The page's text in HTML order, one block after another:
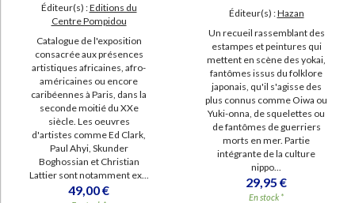
Éditeur(s) :Editions du
Centre Pompidou
Catalogue de l'exposition
consacrée aux présences
artistiques africaines, afro-
américaines ou encore
caribéennes à Paris, dans la
seconde moitié du XXe
siècle. Les oeuvres
d'artistes comme Ed Clark,
Paul Ahyi, Skunder
Boghossian et Christian
Lattier sont notamment ex...
49,00 €
Éditeur(s) :Hazan
Un recueil rassemblant des
estampes et peintures qui
mettent en scène des yokai,
fantômes issus du folklore
japonais, qu'il s'agisse des
plus connus comme Oiwa ou
Yuki-onna, de squelettes ou
de fantômes de guerriers
morts en mer. Partie
intégrante de la culture
nippo...
29,95 €
En stock *